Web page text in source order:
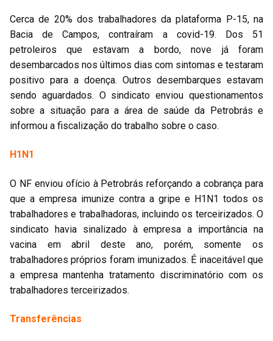
Cerca de 20% dos trabalhadores da plataforma P-15, na
Bacia de Campos, contraíram a covid-19. Dos 51
petroleiros que estavam a bordo, nove já foram
desembarcados nos últimos dias com sintomas e testaram
positivo para a doença. Outros desembarques estavam
sendo aguardados. O sindicato enviou questionamentos
sobre a situação para a área de saúde da Petrobrás e
informou a fiscalização do trabalho sobre o caso.
H1N1
O NF enviou ofício à Petrobrás reforçando a cobrança para
que a empresa imunize contra a gripe e H1N1 todos os
trabalhadores e trabalhadoras, incluindo os terceirizados. O
sindicato havia sinalizado à empresa a importância na
vacina em abril deste ano, porém, somente os
trabalhadores próprios foram imunizados. É inaceitável que
a empresa mantenha tratamento discriminatório com os
trabalhadores terceirizados.
Transferências